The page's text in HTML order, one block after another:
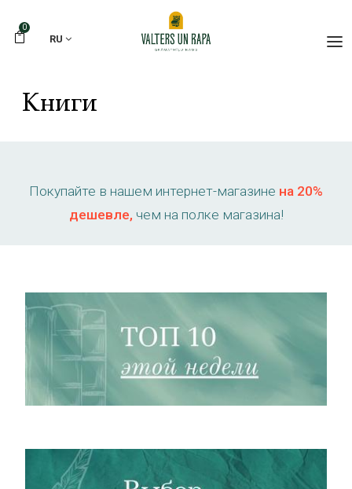
0
RU
Книги
Покупайте в нашем интернет-магазине на 20%
дешевле, чем на полке магазина!